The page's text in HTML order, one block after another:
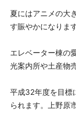
夏にはアニメの大
す賑やかになります
エレベーター棟の
光案内所や土産物
平成32年度を目標
られます。上野原